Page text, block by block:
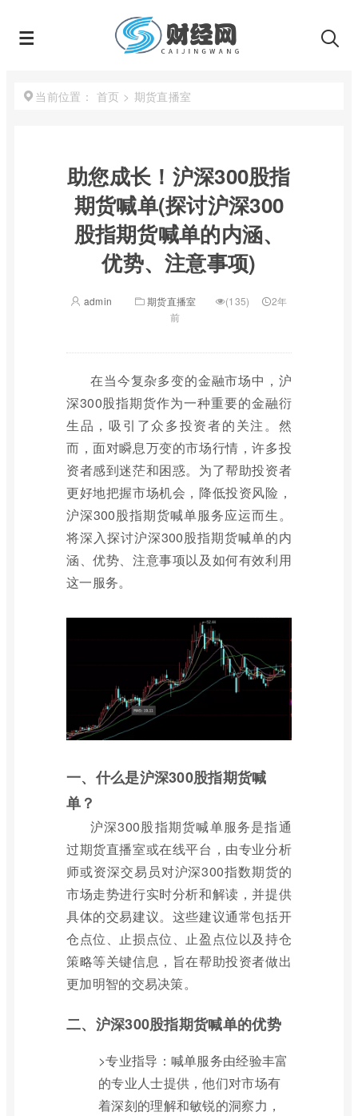
当前位置： 首页 > 期货直播室
助您成长！沪深300股指
期货喊单(探讨沪深300
股指期货喊单的内涵、
优势、注意事项)
admin 期货直播室 (135)
2年
前
在当今复杂多变的金融市场中，沪
深300股指期货作为一种重要的金融衍
生品，吸引了众多投资者的关注。然
而，面对瞬息万变的市场行情，许多投
资者感到迷茫和困惑。为了帮助投资者
更好地把握市场机会，降低投资风险，
沪深300股指期货喊单服务应运而生。
将深入探讨沪深300股指期货喊单的内
涵、优势、注意事项以及如何有效利用
这一服务。
一、什么是沪深300股指期货喊
单？
沪深300股指期货喊单服务是指通
过期货直播室或在线平台，由专业分析
师或资深交易员对沪深300指数期货的
市场走势进行实时分析和解读，并提供
具体的交易建议。这些建议通常包括开
仓点位、止损点位、止盈点位以及持仓
策略等关键信息，旨在帮助投资者做出
更加明智的交易决策。
二、沪深300股指期货喊单的优势
>专业指导：喊单服务由经验丰富
的专业人士提供，他们对市场有
着深刻的理解和敏锐的洞察力，